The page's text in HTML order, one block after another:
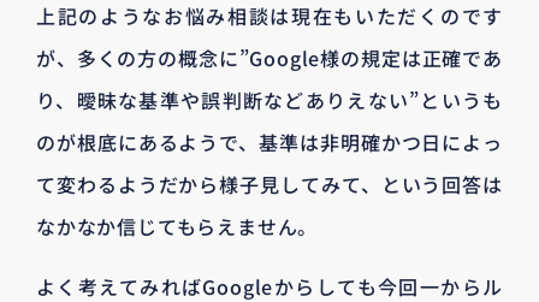
上記のようなお悩み相談は現在もいただくのです
が、多くの方の概念に”Google様の規定は正確であ
り、曖昧な基準や誤判断などありえない”というも
のが根底にあるようで、基準は非明確かつ日によっ
て変わるようだから様子見してみて、という回答は
なかなか信じてもらえません。
よく考えてみればGoogleからしても今回一からル